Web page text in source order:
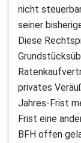
nicht
seiner
Diese
privates
Jahres-Frist
Frist eine
BFH offen